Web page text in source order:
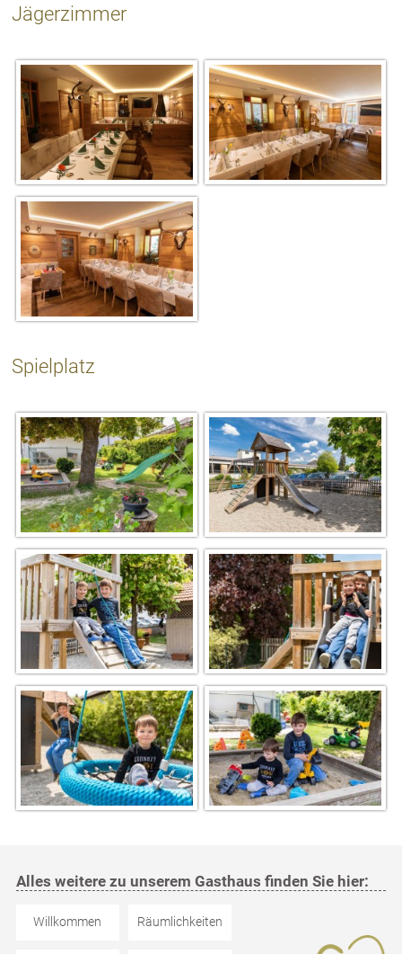
Jägerzimmer
Spielplatz
Alles weitere zu unserem Gasthaus finden Sie hier:
Willkommen Räumlichkeiten